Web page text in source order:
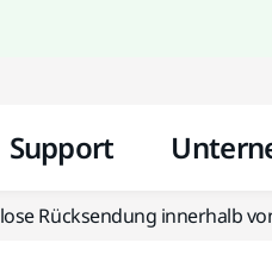
Support
Rücksendung innerhalb